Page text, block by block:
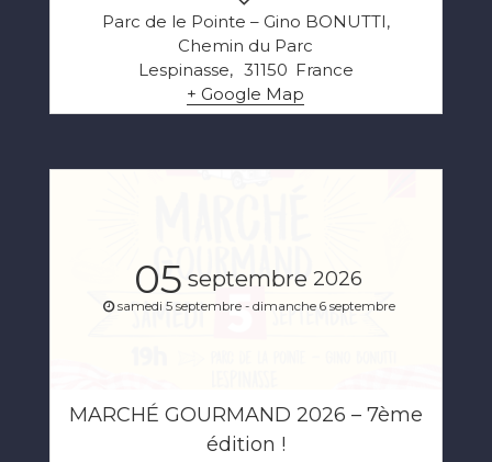
Parc de le Pointe – Gino BONUTTI,
Chemin du Parc
Lespinasse, 31150 France
+ Google Map
05 septembre 2026
samedi 5 septembre - dimanche 6 septembre
MARCHÉ GOURMAND 2026 – 7ème
édition !